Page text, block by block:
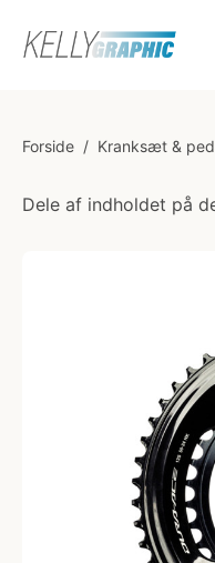
Forside / Kranksæt &
Dele af indholdet på